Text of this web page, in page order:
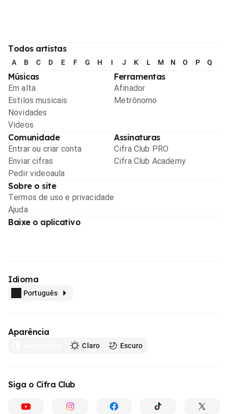
Todos artistas
A B C D E F G H I J K L M N O P Q
Músicas
Em alta
Estilos musicais
Novidades
Videos
Ferramentas
Afinador
Metrônomo
Comunidade
Entrar ou criar conta
Enviar cifras
Pedir videoaula
Assinaturas
Cifra Club PRO
Cifra Club Academy
Sobre o site
Termos de uso e privacidade
Ajuda
Baixe o aplicativo
Idioma
Português
Aparência
Claro Escuro
Siga o Cifra Club